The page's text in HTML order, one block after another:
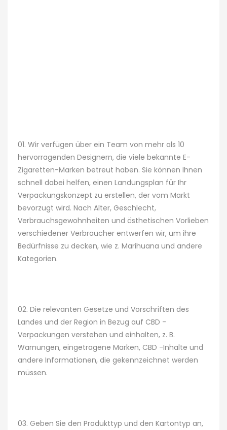
01. Wir verfügen über ein Team von mehr als 10
hervorragenden Designern, die viele bekannte E-
Zigaretten-Marken betreut haben. Sie können Ihnen
schnell dabei helfen, einen Landungsplan für Ihr
Verpackungskonzept zu erstellen, der vom Markt
bevorzugt wird. Nach Alter, Geschlecht,
Verbrauchsgewohnheiten und ästhetischen Vorlieben
verschiedener Verbraucher entwerfen wir, um ihre
Bedürfnisse zu decken, wie z. Marihuana und andere
Kategorien.
02. Die relevanten Gesetze und Vorschriften des
Landes und der Region in Bezug auf CBD -
Verpackungen verstehen und einhalten, z. B.
Warnungen, eingetragene Marken, CBD -Inhalte und
andere Informationen, die gekennzeichnet werden
müssen.
03. Geben Sie den Produkttyp und den Kartontyp an,